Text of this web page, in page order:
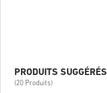
PRODUITS SUGGÉRÉS
(20 Produits)